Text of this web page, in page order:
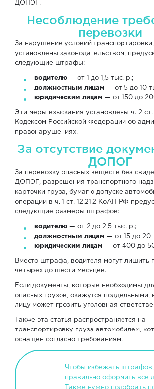
ДОПОГ.
Несоблюдение
перевозки
За нарушение условий
установлены законодательством,
следующие штрафы:
водителю — от 1 до 1,5 тыс. р.;
должностным лицам — от 5 до 10
юридическим лицам — от 150 до
Эти меры взыскания установлены ч. 2 ст.
Кодексом Российской Федерации об
правонарушениях.
За отсутствие
ДОПОГ
За перевозку опасных веществ без
ДОПОГ, разрешения транспортного
карточки груза, бумаг о допуске
операции в ч. 1 ст. 12.21.2 КоАП РФ
следующие размеры штрафов:
водителю — от 2 до 2,5 тыс. р.;
должностным лицам — от 15 до 20
юридическим лицам — от 400 до
Вместо штрафа, водителя могут лишить
четырех до шести месяцев.
Если документы, которые необходимы
опасных грузов, окажутся поддельными,
лицу может грозить уголовная
Также эта статья распространяется на
транспортировку груза автомобилем,
оснащен согласно требованиям.
Чтобы избежать
правильно оформить все
Также нужно подобрать